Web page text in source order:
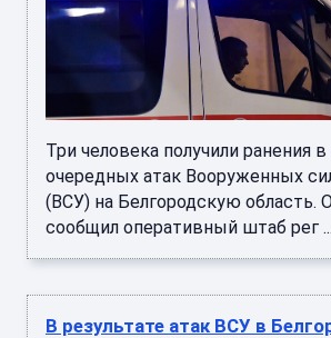
Три человека получили ранения в
очередных атак Вооруженных
(ВСУ) на Белгородскую область.
сообщил оперативный штаб рег ...
В результате атак ВСУ в